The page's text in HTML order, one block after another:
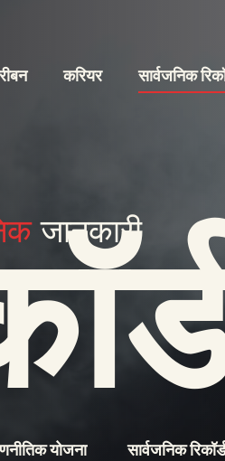
करियर सार्वजनिक
जानकारी
योजना सार्वजनिक